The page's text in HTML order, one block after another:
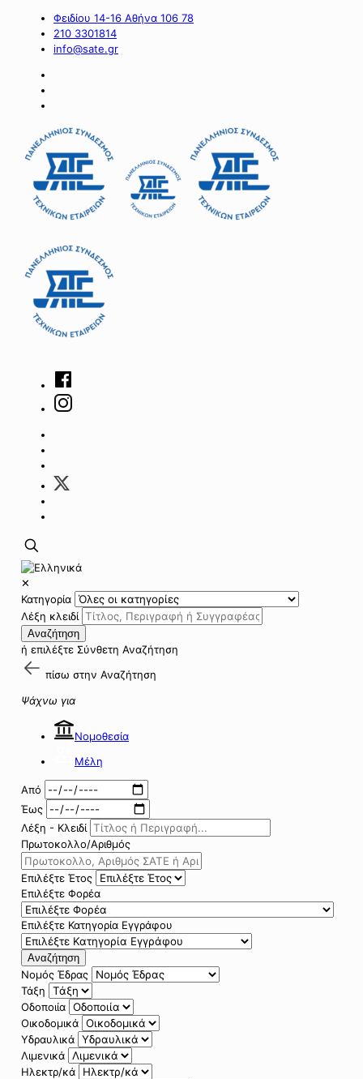
Φειδίου 14-16 Αθήνα 106 78
210 3301814
info@sate.gr
✕
Κατηγορία
Λέξη κλειδί
Αναζήτηση
ή επιλέξτε Σύνθετη Αναζήτηση
πίσω στην Αναζήτηση
Ψάχνω για
Νομοθεσία
Μέλη
Από
Έως
Λέξη - Κλειδί
Πρωτοκολλο/Αριθμός
Επιλέξτε Έτος
Επιλέξτε Φορέα
Επιλέξτε Κατηγορία Εγγράφου
Αναζήτηση
Νομός Έδρας
Τάξη
Οδοποιία
Οικοδομικά
Υδραυλικά
Λιμενικά
Ηλεκτρ/κά